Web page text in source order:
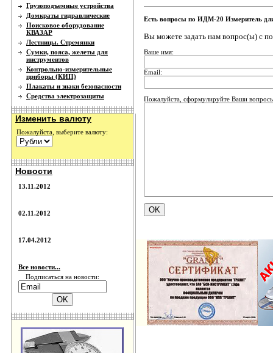
Грузоподъемные устройства
Домкраты гидравлические
Поисковое оборудование
КВАЗАР
Лестницы. Стремянки
Сумки, пояса, желеты для
инструментов
Контрольно-измерительные
приборы (КИП)
Плакаты и знаки безопасности
Средства электрозащиты
Изменить валюту
Пожалуйста, выберите валюту:
Новости
13.11.2012
02.11.2012
17.04.2012
Все новости...
Подписаться на новости:
Есть вопросы по ИДМ-20 Измеритель
Вы можете задать нам вопрос(ы) с
Ваше имя:
Email:
Пожалуйста, сформулируйте Ваши